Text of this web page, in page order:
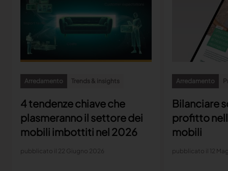
Arredamento Trends & insights
4 tendenze chiave che
plasmeranno il settore dei
mobili imbottiti nel 2026
pubblicato il 22 Giugno 2026
Arredamento
Bilanciare
profitto
mobili
pubblicato il 12